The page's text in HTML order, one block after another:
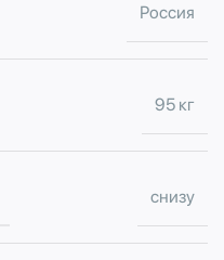
Россия
95 кг
снизу